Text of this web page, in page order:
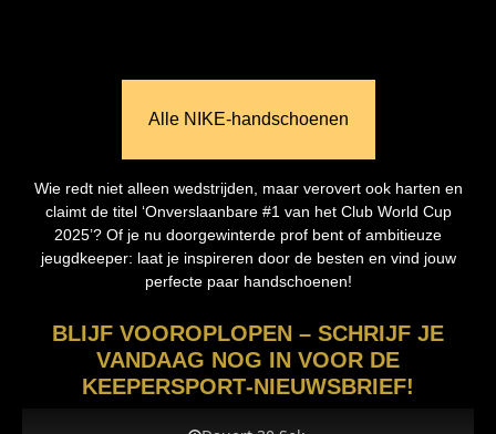
Alle NIKE‑handschoenen
Wie redt niet alleen wedstrijden, maar verovert ook harten en
claimt de titel ‘Onverslaanbare #1 van het Club World Cup
2025’? Of je nu doorgewinterde prof bent of ambitieuze
jeugdkeeper: laat je inspireren door de besten en vind jouw
perfecte paar handschoenen!
BLIJF VOOROPLOPEN – SCHRIJF JE
VANDAAG NOG IN VOOR DE
KEEPERSPORT‑NIEUWSBRIEF!